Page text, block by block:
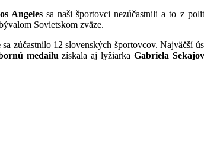
Angeles sa naši športovci nezúčastnili a to z
Sovietskom zväze.
sa zúčastnilo 12 slovenských športovcov. Najväčší
medailu získala aj lyžiarka Gabriela